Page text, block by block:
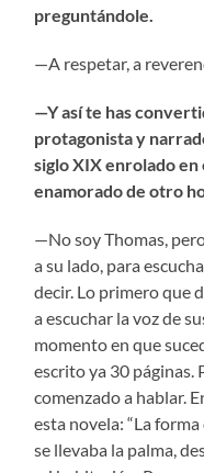
preguntándole.
—A respetar, a
—Y así te has
protagonista y
siglo XIX enrolado
enamorado de otro
—No soy Thomas,
a su lado, para
decir. Lo primero que
a escuchar la voz de
momento en que
escrito ya 30 páginas.
comenzado a hablar.
esta novela: “La
se llevaba la palma,